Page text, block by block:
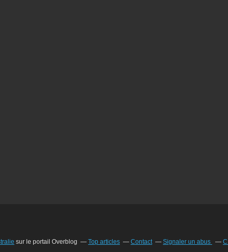
sur le portail Overblog Top articles Contact Signaler un abus